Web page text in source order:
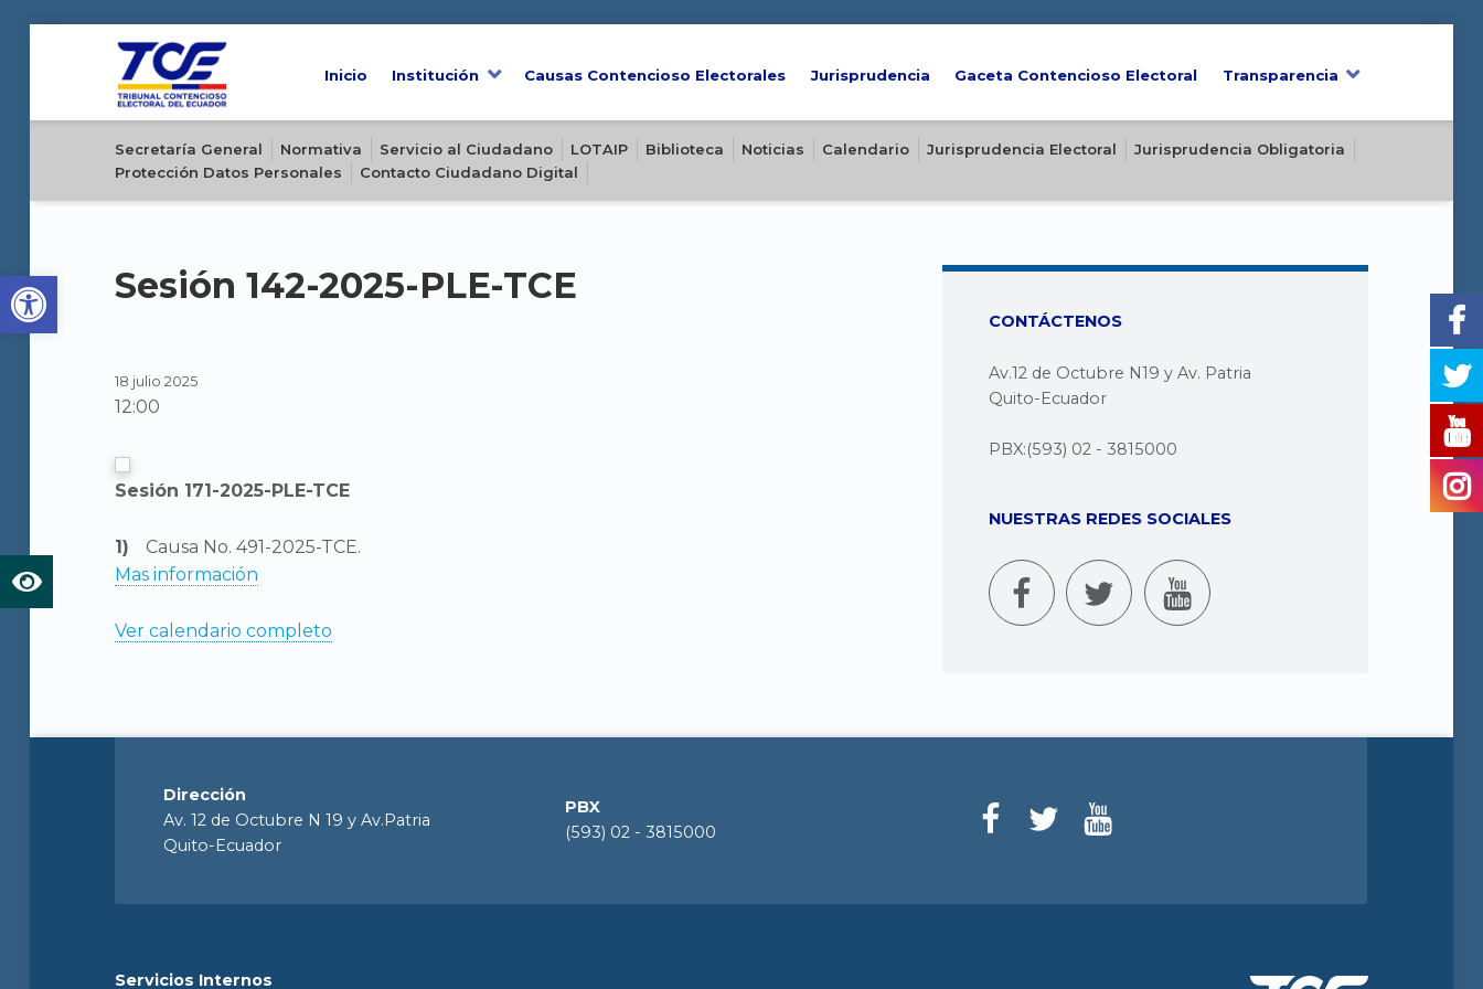
Open toolbar
Inicio Institución Causas Contencioso Electorales Jurisprudencia Gaceta Contencioso Electoral Transparencia
Secretaría General Normativa Servicio al Ciudadano LOTAIP Biblioteca Noticias Calendario Jurisprudencia Electoral
Jurisprudencia Obligatoria
Protección Datos Personales
Contacto Ciudadano Digital
Sesión 142-2025-PLE-TCE
18 julio 2025
12:00
Sesión 171-2025-PLE-TCE
Causa No. 491-2025-TCE.
Mas información
Ver calendario completo
CONTÁCTENOS
Av.12 de Octubre N19 y Av. Patria
Quito-Ecuador
PBX:(593) 02 - 3815000
NUESTRAS REDES SOCIALES
Dirección
Av. 12 de Octubre N 19 y Av.Patria
Quito-Ecuador
PBX
(593) 02 - 3815000
Servicios Internos